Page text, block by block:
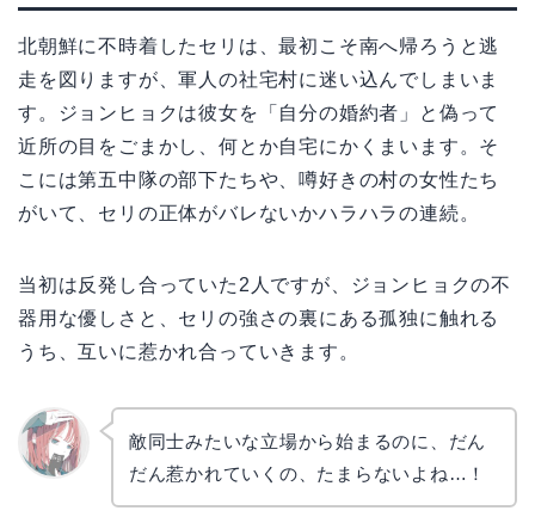
北朝鮮に不時着したセリは、最初こそ南へ帰ろうと逃
走を図りますが、軍人の社宅村に迷い込んでしまいま
す。ジョンヒョクは彼女を「自分の婚約者」と偽って
近所の目をごまかし、何とか自宅にかくまいます。そ
こには第五中隊の部下たちや、噂好きの村の女性たち
がいて、セリの正体がバレないかハラハラの連続。
当初は反発し合っていた2人ですが、ジョンヒョクの不
器用な優しさと、セリの強さの裏にある孤独に触れる
うち、互いに惹かれ合っていきます。
敵同士みたいな立場から始まるのに、だん
だん惹かれていくの、たまらないよね…！